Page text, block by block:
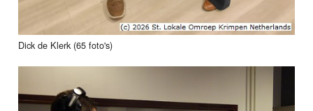
Dick de Klerk (65 foto's)